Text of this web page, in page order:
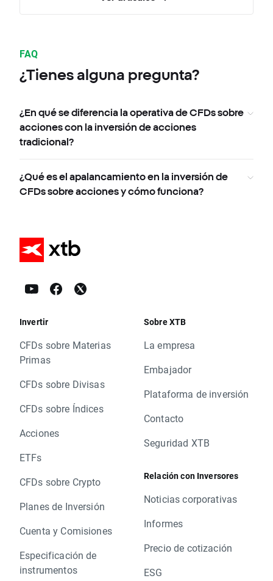
FAQ
¿Tienes alguna pregunta?
¿En qué se diferencia la operativa de CFDs sobre
acciones con la inversión de acciones
tradicional?
¿Qué es el apalancamiento en la inversión de
CFDs sobre acciones y cómo funciona?
Invertir
CFDs sobre Materias
Primas
CFDs sobre Divisas
CFDs sobre Índices
Acciones
ETFs
CFDs sobre Crypto
Planes de Inversión
Cuenta y Comisiones
Especificación de
instrumentos
Sobre XTB
La empresa
Embajador
Plataforma de inversión
Contacto
Seguridad XTB
Relación con Inversores
Noticias corporativas
Informes
Precio de cotización
ESG